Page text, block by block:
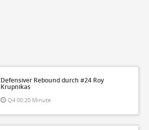
Defensiver Rebound durch #24 Roy
Krupnikas
Q4 00:20 Minute